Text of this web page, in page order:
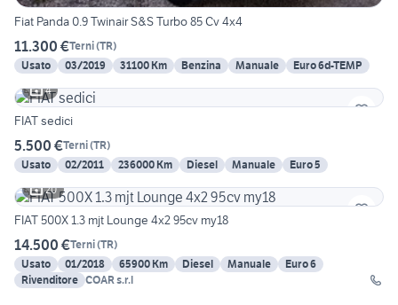
Fiat Panda 0.9 Twinair S&S Turbo 85 Cv 4x4
11.300 €Terni(TR)
Usato
03/2019 31100 Km Benzina Manuale
Euro 6d-TEMP
4
FIAT sedici
5.500 €Terni(TR)
Usato
02/2011 236000 Km Diesel Manuale
Euro 5
20
FIAT 500X 1.3 mjt Lounge 4x2 95cv my18
14.500 €Terni(TR)
Usato
01/2018 65900 Km Diesel Manuale
Euro 6
Rivenditore COAR s.r.l